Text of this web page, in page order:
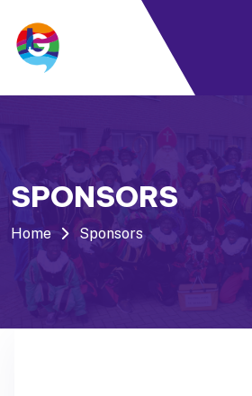
SPONSORS
Home Sponsors